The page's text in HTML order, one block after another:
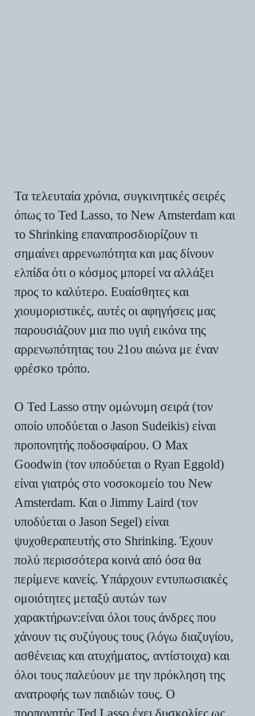
Τα τελευταία χρόνια, συγκινητικές σειρές
όπως το Ted Lasso, το New Amsterdam και
το Shrinking επαναπροσδιορίζουν τι
σημαίνει αρρενωπότητα και μας δίνουν
ελπίδα ότι ο κόσμος μπορεί να αλλάξει
προς το καλύτερο. Ευαίσθητες και
χιουμοριστικές, αυτές οι αφηγήσεις μας
παρουσιάζουν μια πιο υγιή εικόνα της
αρρενωπότητας του 21ου αιώνα με έναν
φρέσκο τρόπο.
Ο Ted Lasso στην ομώνυμη σειρά (τον
οποίο υποδύεται ο Jason Sudeikis) είναι
προπονητής ποδοσφαίρου. Ο Max
Goodwin (τον υποδύεται ο Ryan Eggold)
είναι γιατρός στο νοσοκομείο του New
Amsterdam. Και ο Jimmy Laird (τον
υποδύεται ο Jason Segel) είναι
ψυχοθεραπευτής στο Shrinking. Έχουν
πολύ περισσότερα κοινά από όσα θα
περίμενε κανείς. Υπάρχουν εντυπωσιακές
ομοιότητες μεταξύ αυτών των
χαρακτήρων:είναι όλοι τους άνδρες που
χάνουν τις συζύγους τους (λόγω διαζυγίου,
ασθένειας και ατυχήματος, αντίστοιχα) και
όλοι τους παλεύουν με την πρόκληση της
ανατροφής των παιδιών τους. Ο